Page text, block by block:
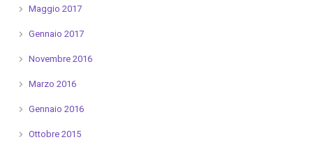
Maggio 2017
Gennaio 2017
Novembre 2016
Marzo 2016
Gennaio 2016
Ottobre 2015